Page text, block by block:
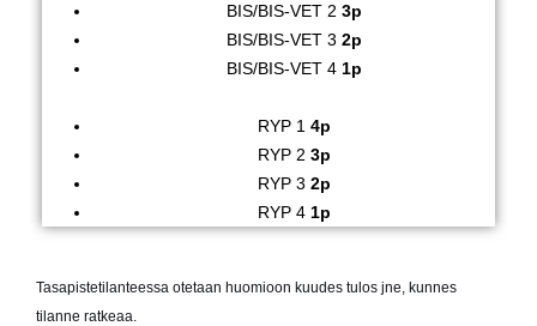
BIS/BIS-VET 2 3p
BIS/BIS-VET 3 2p
BIS/BIS-VET 4 1p
RYP 1 4p
RYP 2 3p
RYP 3 2p
RYP 4 1p
Tasapistetilanteessa otetaan huomioon kuudes tulos jne, kunnes
tilanne ratkeaa.